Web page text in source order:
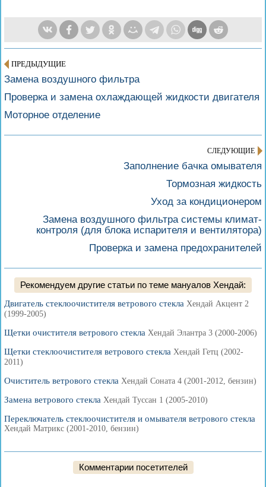
ПРЕДЫДУЩИЕ
Замена воздушного фильтра
Проверка и замена охлаждающей жидкости двигателя
Моторное отделение
СЛЕДУЮЩИЕ
Заполнение бачка омывателя
Тормозная жидкость
Уход за кондиционером
Замена воздушного фильтра системы климат-
контроля (для блока испарителя и вентилятора)
Проверка и замена предохранителей
Рекомендуем другие статьи по теме мануалов Хендай:
Двигатель стеклоочистителя ветрового стекла Хендай Акцент 2
(1999-2005)
Щетки очистителя ветрового стекла Хендай Элантра 3 (2000-2006)
Щетки стеклоочистителя ветрового стекла Хендай Гетц (2002-
2011)
Очиститель ветрового стекла Хендай Соната 4 (2001-2012, бензин)
Замена ветрового стекла Хендай Туссан 1 (2005-2010)
Переключатель стеклоочистителя и омывателя ветрового стекла
Хендай Матрикс (2001-2010, бензин)
Комментарии посетителей